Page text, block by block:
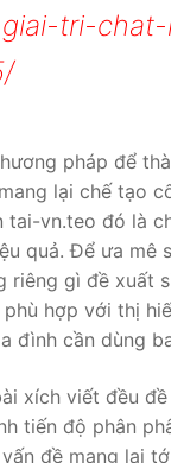
tri-
pháp để
lại chế tạo
tai-vn.teo đó là
quả. Để ưa mê
riêng gì đề xuất
hợp với thị
đình cần dùng
xích viết đều
tiến độ phân
đề mang lại